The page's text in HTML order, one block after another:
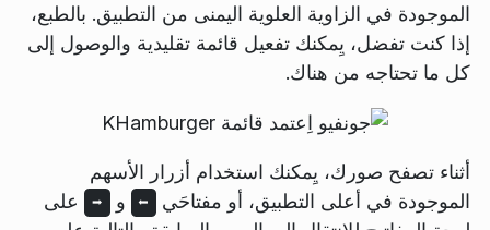
الموجودة في الزاوية العلوية اليمنى من التطبيق. بالطبع،
إذا كنت تفضل، يِمكنك تفعيل قائمة تقليدية والوصول إلى
كل ما تحتاجه من هناك.
أثناء تصفح صورك، يِمكنك استخدام أزرار الأسهم
الموجودة في أعلى التطبيق، أو مفتاحَي
⬅️ و ➡️
على